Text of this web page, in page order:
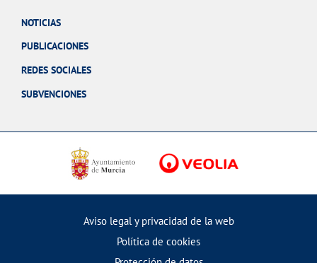
NOTICIAS
PUBLICACIONES
REDES SOCIALES
SUBVENCIONES
Aviso legal y privacidad de la web
Política de cookies